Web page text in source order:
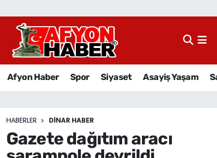
Afyon Haber Spor Siyaset Asayiş Yaşam
HABERLER DINAR HABER
Gazete dağıtım aracı
Afyon Haber
Sağlık